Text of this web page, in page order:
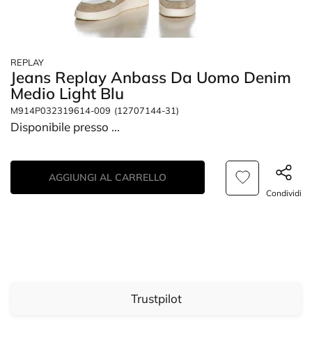
REPLAY
Jeans Replay Anbass Da Uomo Denim
Medio Light Blu
M914P032319614-009 (12707144-31)
Disponibile presso ...
AGGIUNGI AL CARRELLO
Condividi
Trustpilot